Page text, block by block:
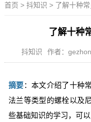
首页 > 抖知识 > 了解十种
了解十种
抖知识 作者：
摘要：本文介绍了十种
法兰等类型的螺栓以及
些基础知识的学习，可